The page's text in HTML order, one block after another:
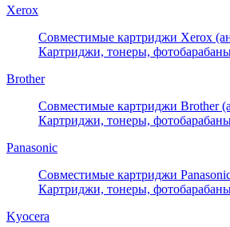
Xerox
Совместимые картриджи Xerox
Картриджи, тонеры,
Brother
Совместимые картриджи Brother
Картриджи, тонеры,
Panasonic
Совместимые картриджи
Картриджи, тонеры,
Kyocera